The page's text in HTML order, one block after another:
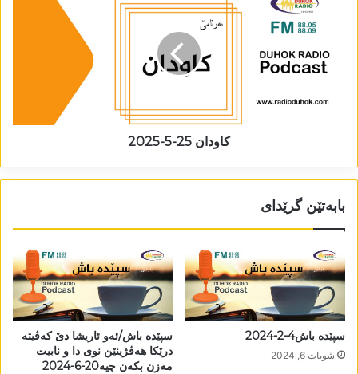
كاودان 25-5-2025
بابەتێن گرێدای
سپێدە باش4-2-2024
شوبات 6, 2024
سپێدە باش/ئەو ئاریشا دێ کەڤیتە
درێکا ھەڤژینێن نوی دا و نابیت
مەزن بکەن چیە20-6-2024